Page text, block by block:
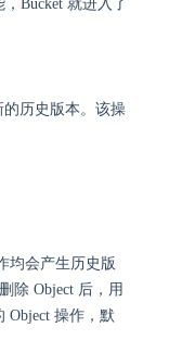
Bucket 就进入了
的历史版本。该操
均会产生历史版
除 Object 后，用
Object 操作，默